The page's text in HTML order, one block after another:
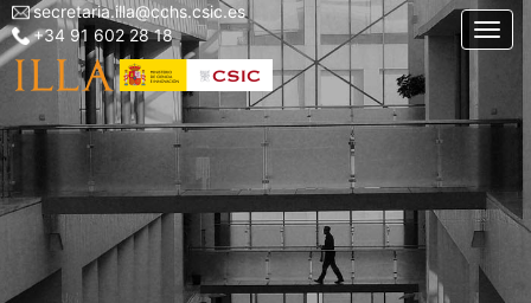
Pasar
al
contenido
Menu
top
left
secretaria.illa@cchs.csic.es
+34 91 602 28 18